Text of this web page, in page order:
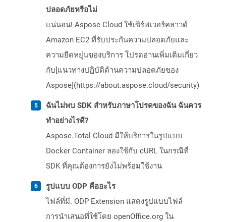
ปลอดภัยหรือไม่
แน่นอน! Aspose Cloud ใช้เซิร์ฟเวอร์คลาวด์
Amazon EC2 ที่รับประกันความปลอดภัยและ
ความยืดหยุ่นของบริการ โปรดอ่านเพิ่มเติมเกี่ยว
กับ[แนวทางปฏิบัติด้านความปลอดภัยของ
Aspose](https://about.aspose.cloud/security)
ฉันไม่พบ SDK สำหรับภาษาโปรดของฉัน ฉันควร
ทำอย่างไรดี?
Aspose.Total Cloud มีให้บริการในรูปแบบ
Docker Container ลองใช้กับ cURL ในกรณีที่
SDK ที่คุณต้องการยังไม่พร้อมใช้งาน
รูปแบบ ODP คืออะไร
ไฟล์ที่มี. ODP Extension แสดงรูปแบบไฟล์
การนำเสนอที่ใช้โดย openOffice.org ใน